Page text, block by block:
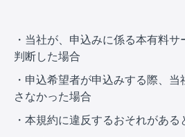
・当社が、申込みに係る本有料
判断した場合
・申込希望者が申込みする際、
さなかった場合
・本規約に違反するおそれがあ